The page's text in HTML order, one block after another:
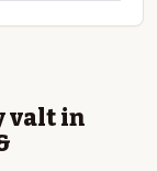
valt in